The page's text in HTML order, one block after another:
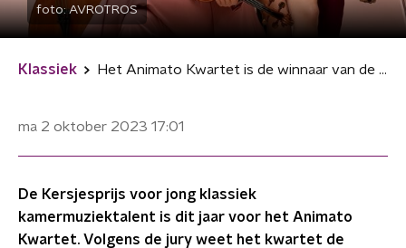
foto:AVROTROS
Klassiek Het Animato Kwartet is de winnaar van de Kersjesprijs 2023
ma 2 oktober 2023 17:01
De Kersjesprijs voor jong klassiek
kamermuziektalent is dit jaar voor het Animato
Kwartet. Volgens de jury weet het kwartet de